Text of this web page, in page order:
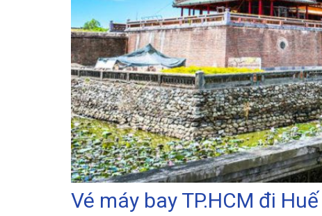
Vé máy bay TP.HCM đi